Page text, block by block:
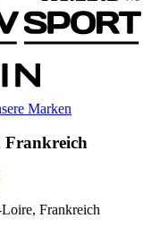
Marken
Frankreich
Frankreich